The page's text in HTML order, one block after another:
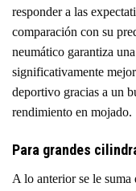
responder a las
comparación con su
neumático garantiza
significativamente
deportivo gracias a un
rendimiento en mojado.
Para grandes
A lo anterior se le